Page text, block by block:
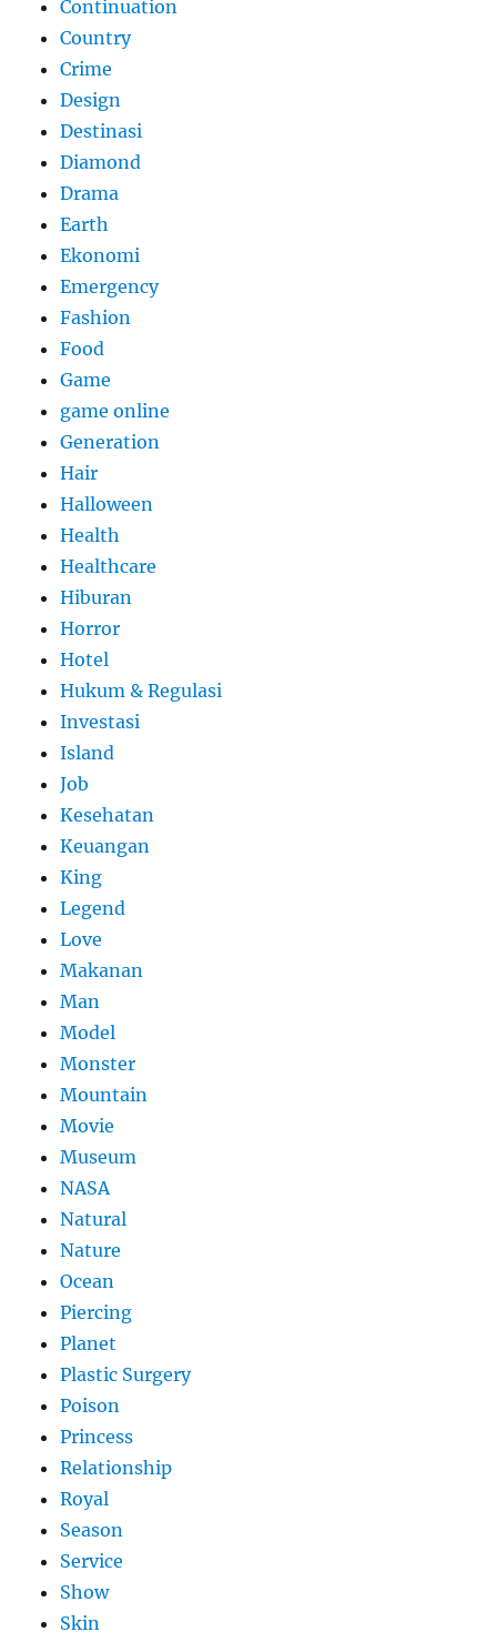
Continuation
Country
Crime
Design
Destinasi
Diamond
Drama
Earth
Ekonomi
Emergency
Fashion
Food
Game
game online
Generation
Hair
Halloween
Health
Healthcare
Hiburan
Horror
Hotel
Hukum & Regulasi
Investasi
Island
Job
Kesehatan
Keuangan
King
Legend
Love
Makanan
Man
Model
Monster
Mountain
Movie
Museum
NASA
Natural
Nature
Ocean
Piercing
Planet
Plastic Surgery
Poison
Princess
Relationship
Royal
Season
Service
Show
Skin